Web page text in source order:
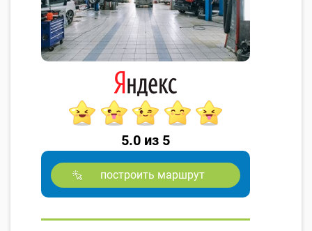
5.0 из 5
построить маршрут